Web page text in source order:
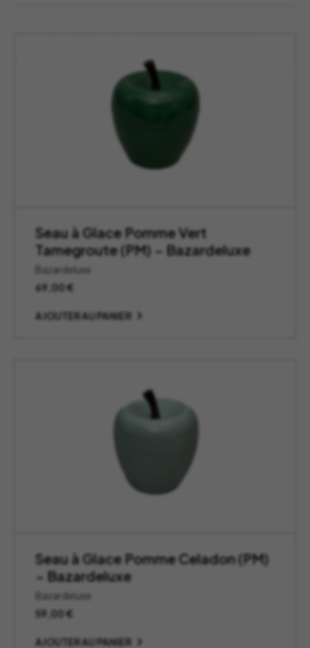
Seau à Glace Pomme Vert
Tamegroute (PM) – Bazardeluxe
Bazardeluxe
69,00€
AJOUTER AU PANIER
Seau à Glace Pomme Celadon (PM)
– Bazardeluxe
Bazardeluxe
59,00€
AJOUTER AU PANIER